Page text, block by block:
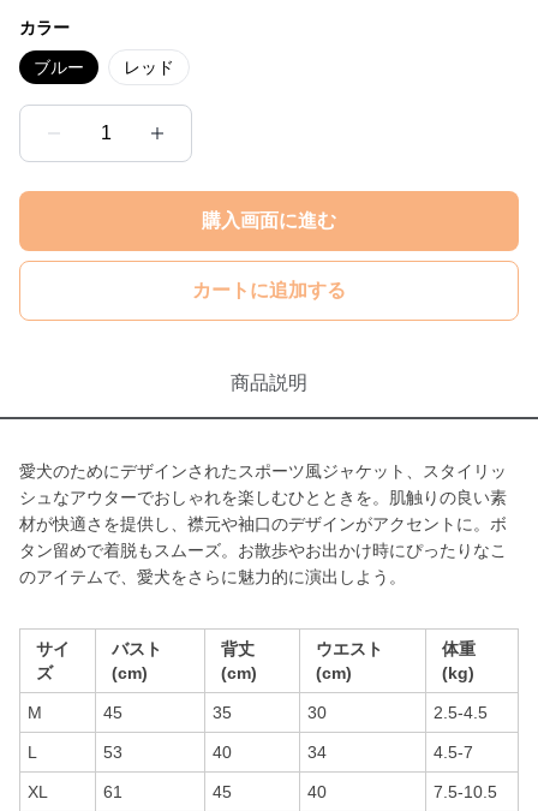
カラー
ブルー レッド
1
購入画面に進む
カートに追加する
商品説明
愛犬のためにデザインされたスポーツ風ジャケット、スタイリッ
シュなアウターでおしゃれを楽しむひとときを。肌触りの良い素
材が快適さを提供し、襟元や袖口のデザインがアクセントに。ボ
タン留めで着脱もスムーズ。お散歩やお出かけ時にぴったりなこ
のアイテムで、愛犬をさらに魅力的に演出しよう。
サイ
ズ
バスト
(cm)
背丈
(cm)
ウエスト
(cm)
体重
(kg)
M 45 35 30 2.5-4.5
L 53 40 34 4.5-7
XL 61 45 40 7.5-10.5